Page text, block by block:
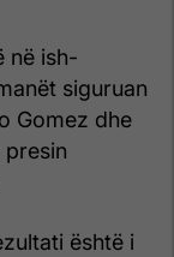
në ish-
siguruan
Gomez dhe
është i